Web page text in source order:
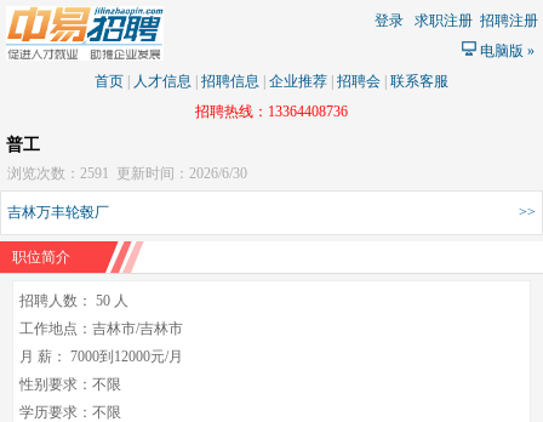
登录 求职注册 招聘注册
电脑版 »
首页
人才信息 招聘信息 企业推荐 招聘会 联系客服
招聘热线：13364408736
普工
浏览次数：2591 更新时间：2026/6/30
>>
吉林万丰轮毂厂
职位简介
招聘人数： 50 人
工作地点：吉林市/吉林市
月 薪： 7000到12000元/月
性别要求：不限
学历要求：不限